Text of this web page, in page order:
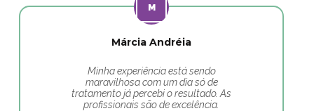
Márcia Andréia
Minha experiência está sendo
maravilhosa com um dia só de
tratamento já percebi o resultado. As
profissionais são de excelência.